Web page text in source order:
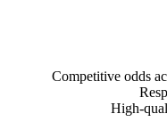
Competitive odds
High-